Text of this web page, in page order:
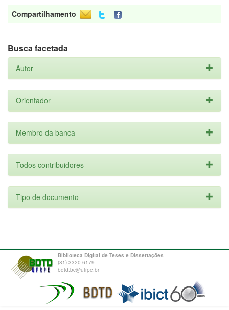
Compartilhamento
Busca facetada
Autor
Orientador
Membro da banca
Todos contribuidores
Tipo de documento
Biblioteca Digital de Teses e Dissertações
(81) 3320-6179
bdtd.bc@ufrpe.br